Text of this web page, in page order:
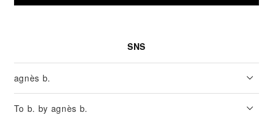
SNS
agnès b.
To b. by agnès b.